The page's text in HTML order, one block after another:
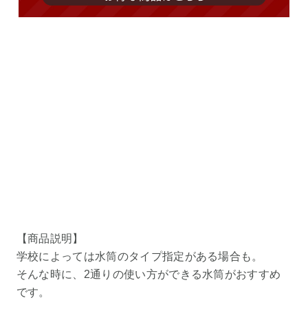
【商品説明】
学校によっては水筒のタイプ指定がある場合も。
そんな時に、2通りの使い方ができる水筒がおすすめ
です。